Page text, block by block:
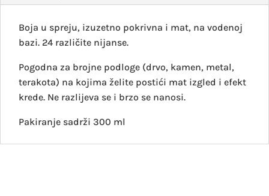
Boja u spreju, izuzetno pokrivna i mat, na vodenoj
bazi. 24 različite nijanse.
Pogodna za brojne podloge (drvo, kamen, metal,
terakota) na kojima želite postići mat izgled i efekt
krede. Ne razlijeva se i brzo se nanosi.
Pakiranje sadrži 300 ml